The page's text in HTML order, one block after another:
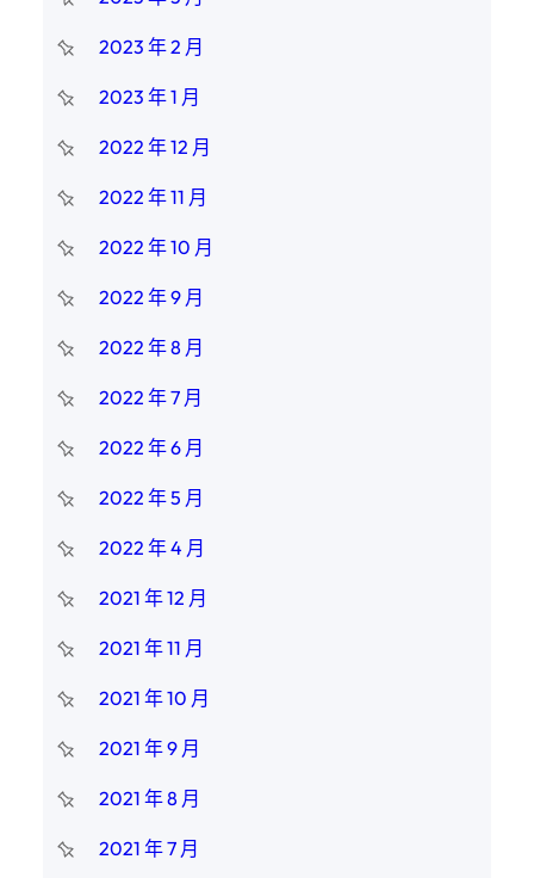
2023 年 2 月
2023 年 1 月
2022 年 12 月
2022 年 11 月
2022 年 10 月
2022 年 9 月
2022 年 8 月
2022 年 7 月
2022 年 6 月
2022 年 5 月
2022 年 4 月
2021 年 12 月
2021 年 11 月
2021 年 10 月
2021 年 9 月
2021 年 8 月
2021 年 7 月